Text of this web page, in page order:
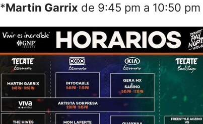
*Martin Garrix de 9:45 pm a 10:50 pm